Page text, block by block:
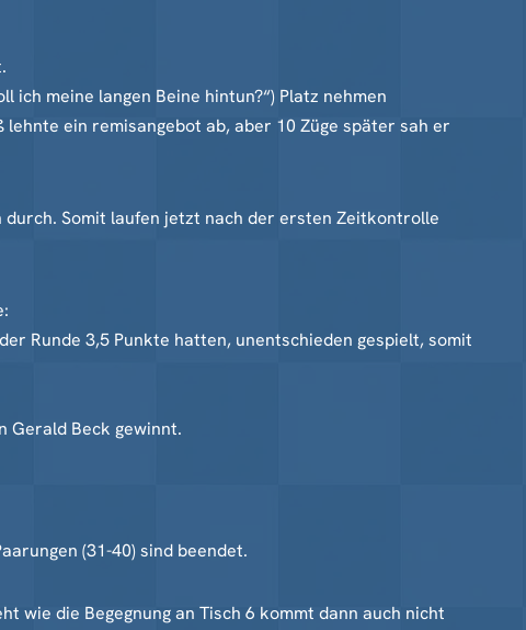
ich meine langen Beine hintun?“) Platz nehmen
ein remisangebot ab, aber 10 Züge später sah er
durch. Somit laufen jetzt nach der ersten Zeitkontrolle
Runde 3,5 Punkte hatten, unentschieden gespielt, somit
Gerald Beck gewinnt.
(31-40) sind beendet.
wie die Begegnung an Tisch 6 kommt dann auch nicht